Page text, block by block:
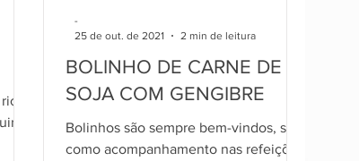
o
BOLINHO DE CARNE DE
SOJA COM GENGIBRE
Bolinhos são sempre bem-vindos, seja
como acompanhamento nas refeições
-
25 de out. de 2021
2 min de leitura